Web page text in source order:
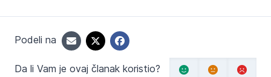
Podeli na
Da li Vam je ovaj članak koristio?